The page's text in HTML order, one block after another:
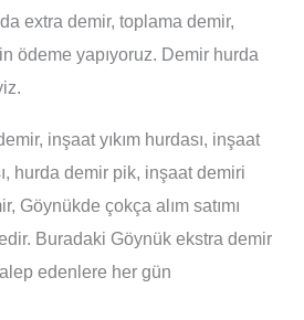
extra demir, toplama demir,
ödeme yapıyoruz. Demir hurda
inşaat yıkım hurdası, inşaat
hurda demir pik, inşaat demiri
Göynükde çokça alım satımı
Buradaki Göynük ekstra demir
edenlere her gün